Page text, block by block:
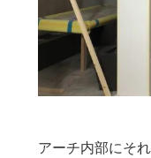
アーチ内部にそ